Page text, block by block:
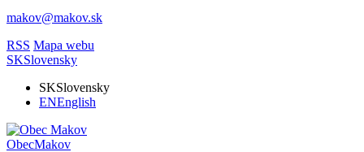
makov@makov.sk
RSS Mapa webu
SKSlovensky
SKSlovensky
ENEnglish
ObecMakov